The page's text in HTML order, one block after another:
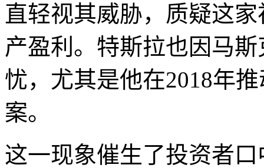
直轻视其威胁，质疑这
产盈利。特斯拉也因马
忧，尤其是他在2018年
案。
这一现象催生了投资者